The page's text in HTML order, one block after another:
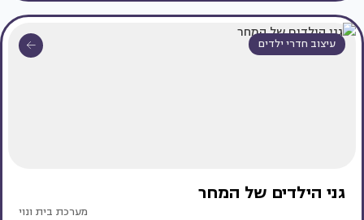
עיצוב חדרי ילדים
גני הילדים של המחר
מערכת בית ונוי